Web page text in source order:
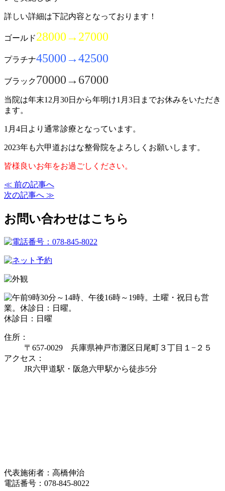
詳しい詳細は下記内容となっております！
ゴールド28000→27000
プラチナ45000→42500
ブラック70000→67000
当院は年末12月30日から年明け1月3日までお休みをいただき
ます。
1月4日より通常診療となっています。
2023年も六甲道おはな整骨院をよろしくお願いします。
皆様良いお年をお過ごしください。
≪ 前の記事へ
次の記事へ ≫
お問い合わせはこちら
休診日：日曜
住所：
〒657-0029 兵庫県神戸市灘区日尾町３丁目１−２５
アクセス：
JR六甲道駅・阪急六甲駅から徒歩5分
代表施術者：高橋伸治
電話番号：078-845-8022